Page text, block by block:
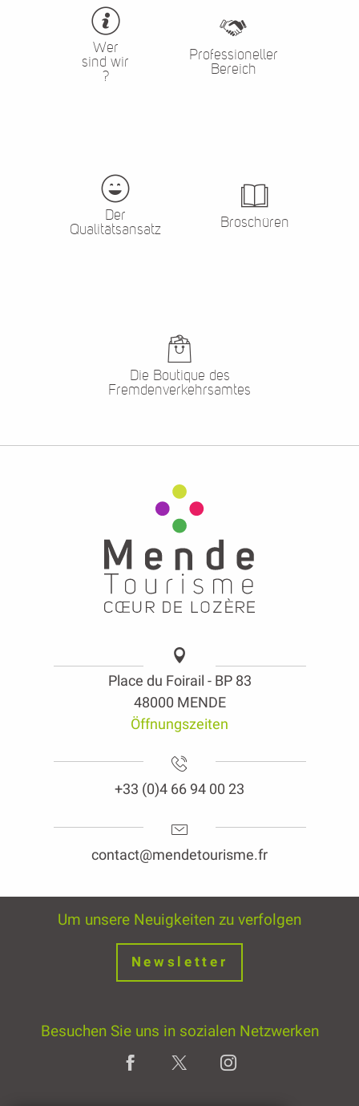
Wer
sind wir
?
Professioneller
Bereich
Der
Qualitätsansatz
Broschüren
Die Boutique des
Fremdenverkehrsamtes
Place du Foirail - BP 83
48000 MENDE
Öffnungszeiten
+33 (0)4 66 94 00 23
contact@mendetourisme.fr
Um unsere Neuigkeiten zu verfolgen
Newsletter
Besuchen Sie uns in sozialen Netzwerken